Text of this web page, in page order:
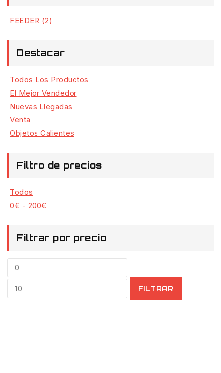
FEEDER (2)
Destacar
Todos Los Productos
El Mejor Vendedor
Nuevas Llegadas
Venta
Objetos Calientes
Filtro de precios
Todos
0€ - 200€
Filtrar por precio
FILTRAR